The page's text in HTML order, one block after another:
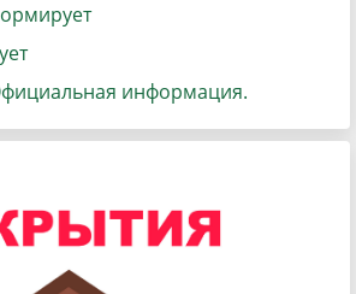
информация.